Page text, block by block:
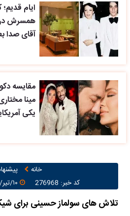
ایام
همسرش در
آقای صدا بعد
مقایسه
مینا
یکی
خانه
کد خبر: 276968
تلاش های سولماز حسینی برای